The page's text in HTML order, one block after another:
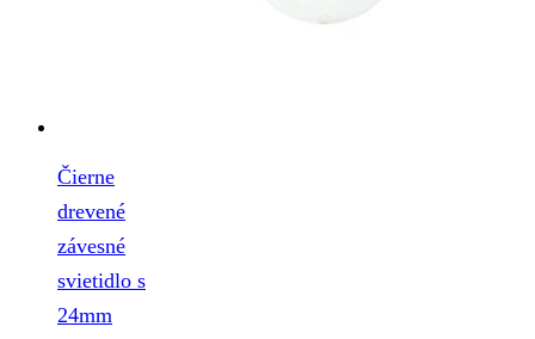
Čierne
drevené
závesné
svietidlo s
24mm